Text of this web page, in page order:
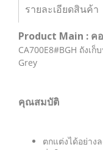
รายละเอียดสินค้า
Product Main : ค
CA700E8#BGH ถังเ
Grey
คุณสมบัติ
ตกแต่งได้อย่า